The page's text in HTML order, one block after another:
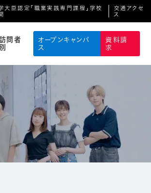
大臣認定「職業実践専門課程」学校
交通アクセ
ス
訪問者
別
オープンキャンパ
ス
資料請
求